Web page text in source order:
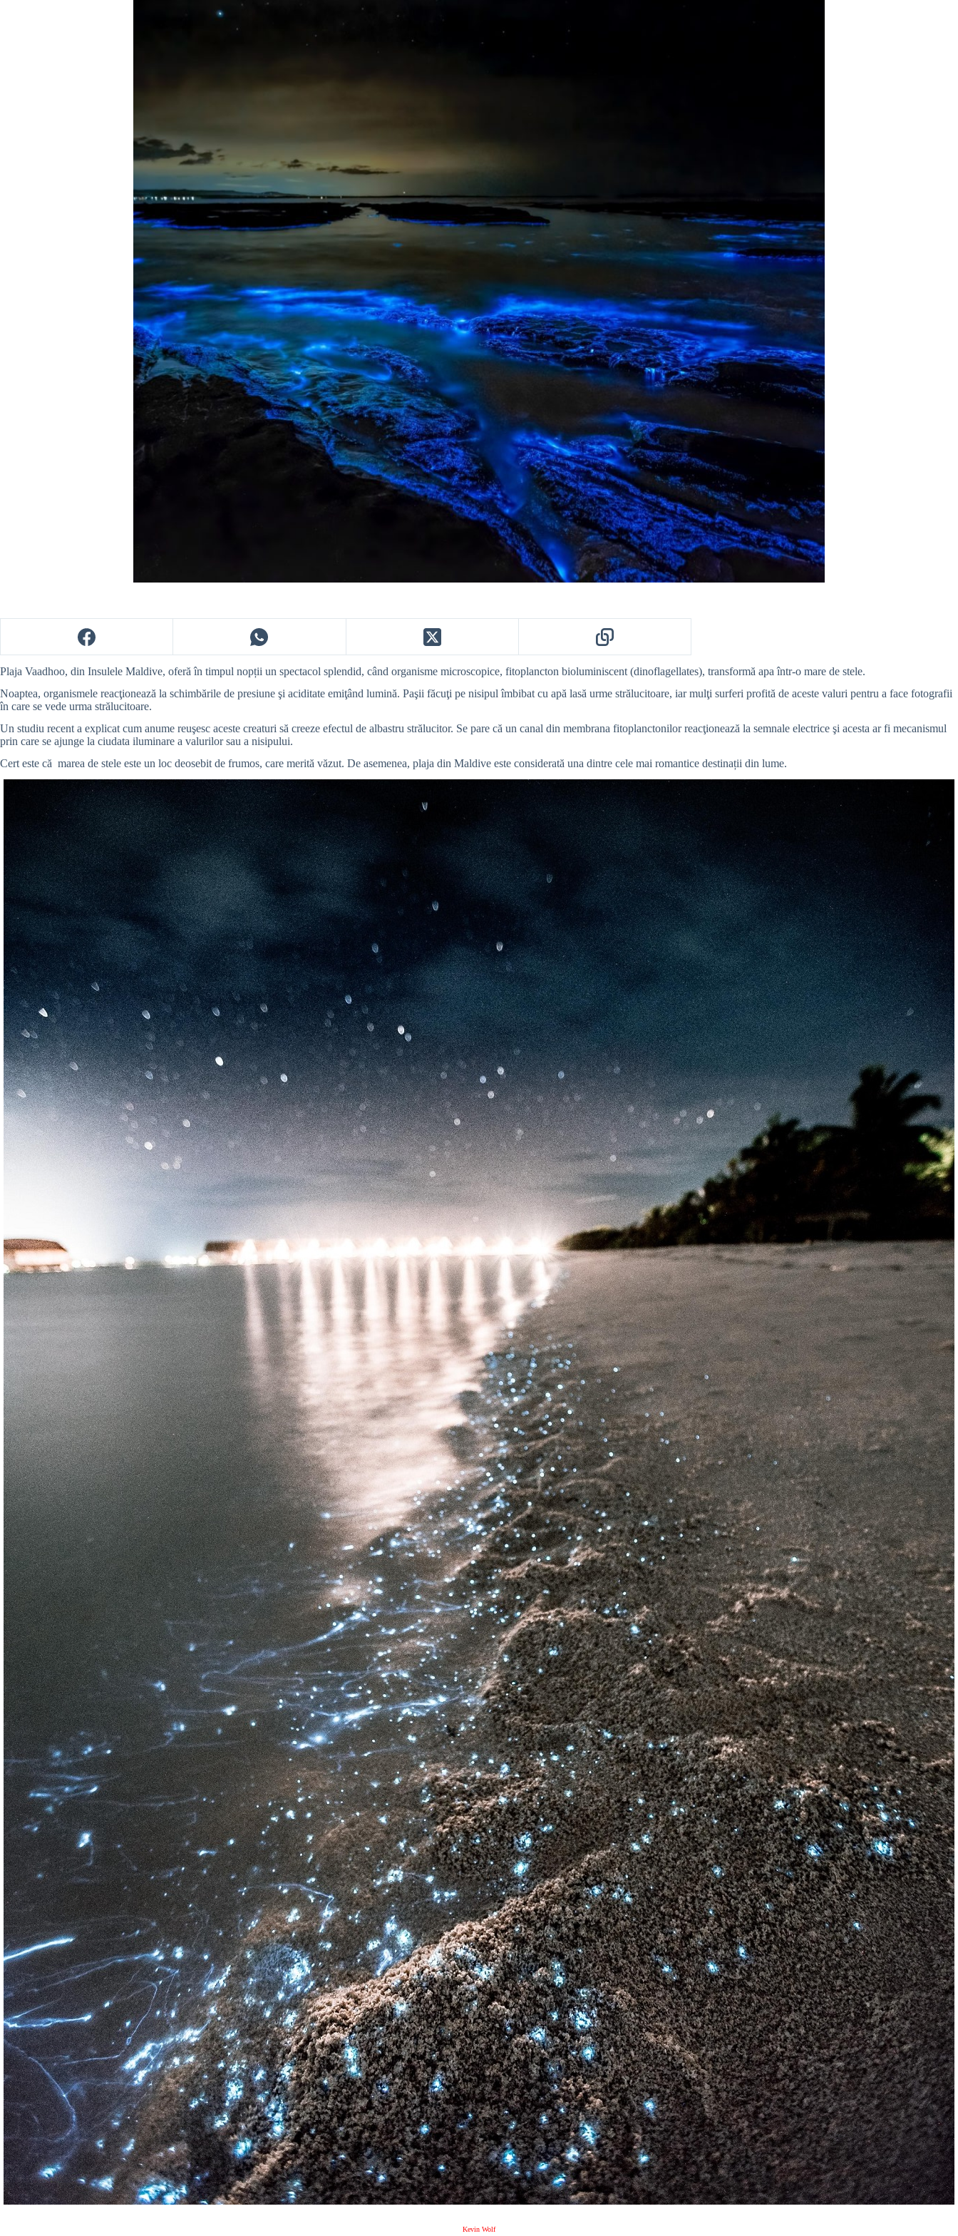
Plaja Vaadhoo, din Insulele Maldive, oferă în timpul nopții un spectacol splendid, când organisme microscopice, fitoplancton bioluminiscent (dinoflagellates), transformă apa într-o mare de stele.
Noaptea, organismele reacţionează la schimbările de presiune şi aciditate emiţând lumină. Paşii făcuţi pe nisipul îmbibat cu apă lasă urme strălucitoare, iar mulţi surferi profită de aceste valuri pentru a face fotografii
în care se vede urma strălucitoare.
Un studiu recent a explicat cum anume reuşesc aceste creaturi să creeze efectul de albastru strălucitor. Se pare că un canal din membrana fitoplanctonilor reacţionează la semnale electrice şi acesta ar fi mecanismul
prin care se ajunge la ciudata iluminare a valurilor sau a nisipului.
Cert este că marea de stele este un loc deosebit de frumos, care merită văzut. De asemenea, plaja din Maldive este considerată una dintre cele mai romantice destinații din lume.
Kevin Wolf